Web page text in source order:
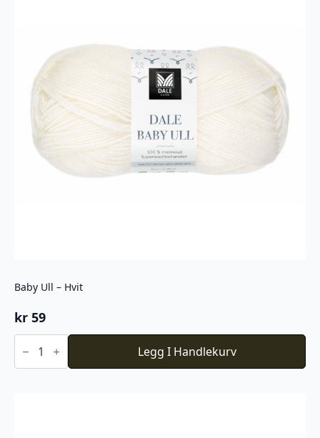
Baby Ull – Hvit
kr 59
Baby
Ull
Hvit
Legg I Handlekurv